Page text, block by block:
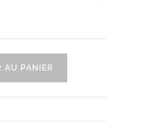
AU PANIER